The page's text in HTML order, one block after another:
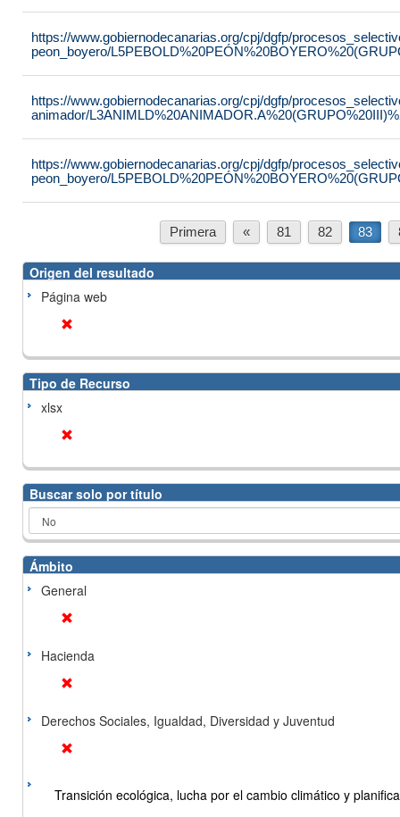
https://www.gobiernodecanarias.org/cpj/dgfp/
peon_boyero/
https://www.gobiernodecanarias.org/cpj/dgfp/
animador/
https://www.gobiernodecanarias.org/cpj/dgfp/
peon_boyero/
Primera « 81 82 83
Origen del resultado
Página web
Tipo de Recurso
xlsx
Buscar solo por título
Ámbito
General
Hacienda
Derechos Sociales, Igualdad, Diversidad y Juventud
Transición ecológica, lucha por el cambio climático y